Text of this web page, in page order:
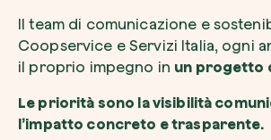
Il team di comunicazione e
Coopservice e Servizi Italia, ogni
il proprio impegno in un progetto
Le priorità sono la visibilità
l’impatto concreto e trasparente.